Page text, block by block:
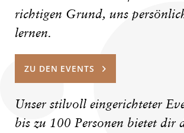
richtigen Grund, uns
lernen.
ZU DEN EVENTS
Unser stilvoll eingerichteter
bis zu 100 Personen bietet dir